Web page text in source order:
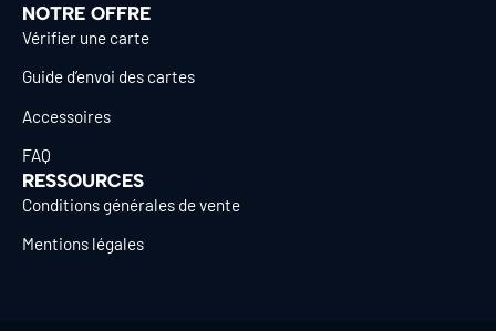
NOTRE OFFRE
Vérifier une carte
Guide d’envoi des cartes
Accessoires
FAQ
RESSOURCES
Conditions générales de vente
Mentions légales